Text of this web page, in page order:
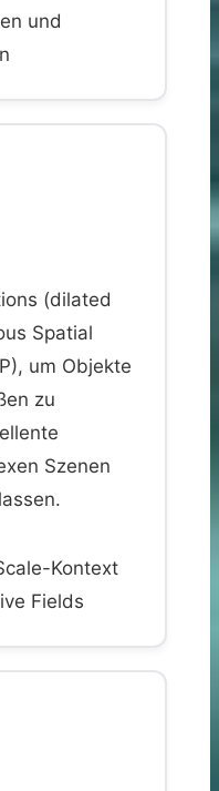
und
(dilated
Spatial
um Objekte
zu
Szenen
Kontext
Fields